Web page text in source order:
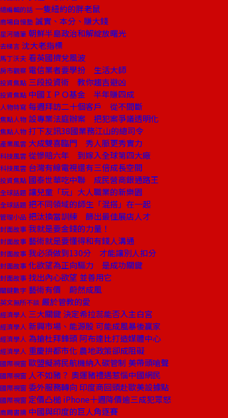
總編輯的話 一隻紐約的胖老鼠
商場自慢塾 誠實、本分、賺大錢
星河隨筆 朝鮮半島政治和解綻放曙光
去梯言 沈大老指標
馬丁沃夫 看英國擠兌風波
房市觀察 電信業者要學扮 生活大師
投資焦點 三段投資術 教你趨吉避凶
投資焦點 中國ＩＰＯ基金 半年賺四成
人物特寫 每週拜訪二十個客戶 從不間斷
焦點人物 設專業法庭辦案 把犯案爭議透明化
焦點人物 打下友訊38國業務江山的總司令
產業風雲 大成雙喜臨門 秀人脈更秀實力
科技風雲 從慘賠六年 到嫁入全球第四大廠
科技風雲 台灣有線電視還有三倍成長空間
投資焦點 國泰世華吃中聯 成民營商銀通路王
全球話題 讓兒童「玩」大人職業的新樂園
全球話題 把不同領域的師生「混搭」在一起
管理小品 把汰換當訓練 篩出最佳展店人才
封面故事 我就是要金錢的力量！
封面故事 藝術就是要懂得和有錢人溝通
封面故事 我必須做到130分 才能讓別人扣分
封面故事 化欲望為正向驅力 是成功關鍵
封面故事 找出內心欲望 並善用它
關鍵數字 藝術有價 蔚然成風
英文無所不談 嚴於管教的愛
經濟學人 三大關鍵 決定希拉蕊能否入主白宮
經濟學人 新興市場、能源股 可能成風暴後贏家
經濟學人 為搶杜拜鋒頭 阿布達比打造媒體中心
經濟學人 重慶拚都市化 農地政策卻成阻礙
國際視窗 歐盟擬將民航機納入碳管制 美帶頭嗆聲
國際視窗 人不如豬？ 奧運豬禮遇惹惱中國網民
國際視窗 委外服務轉向 印度商回頭赴歐美設據點
國際視窗 定價凸槌 iPhone十週降價逾三成犯眾怒
商周書摘 中國與印度的巨人角逐賽